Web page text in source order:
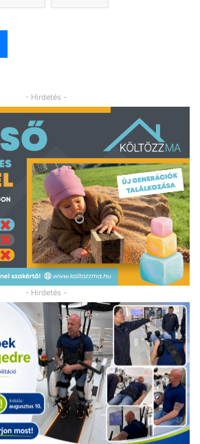
- Hirdetés -
- Hirdetés -